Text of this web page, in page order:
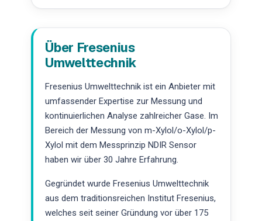
Über Fresenius
Umwelttechnik
Fresenius Umwelttechnik ist ein Anbieter mit
umfassender Expertise zur Messung und
kontinuierlichen Analyse zahlreicher Gase. Im
Bereich der Messung von m-Xylol/o-Xylol/p-
Xylol mit dem Messprinzip NDIR Sensor
haben wir über 30 Jahre Erfahrung.
Gegründet wurde Fresenius Umwelttechnik
aus dem traditionsreichen Institut Fresenius,
welches seit seiner Gründung vor über 175